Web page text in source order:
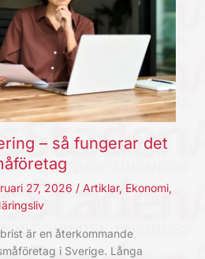
– så fungerar det
27, 2026 / Artiklar, Ekonomi,
är en återkommande
i Sverige. Långa